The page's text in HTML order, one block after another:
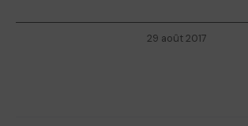
29 août 2017